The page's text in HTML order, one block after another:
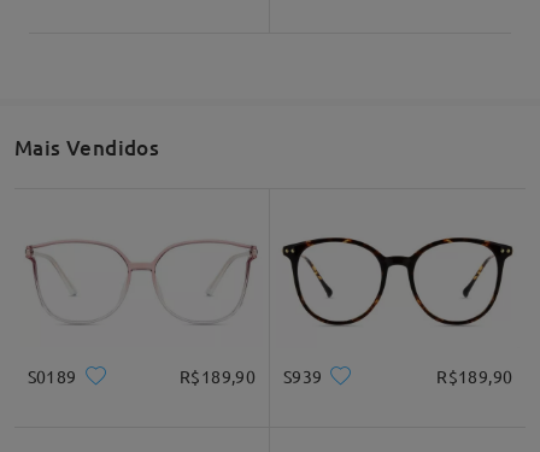
Mais Vendidos
S0189 R$189,90 S939 R$189,90